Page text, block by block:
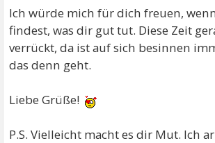
Ich würde mich für dich freuen,
findest, was dir gut tut. Diese Zeit
verrückt, da ist auf sich besinnen
das denn geht.
Liebe Grüße!
P.S. Vielleicht macht es dir Mut. Ich